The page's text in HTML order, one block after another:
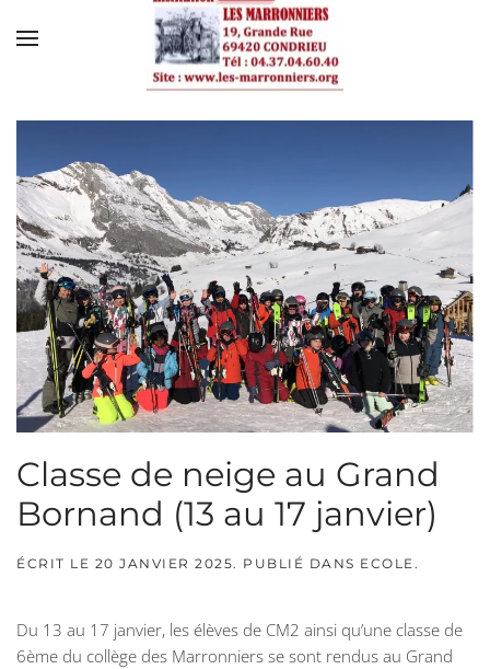
Skip to main content
Classe de neige au Grand
Bornand (13 au 17 janvier)
ÉCRIT LE 20 JANVIER 2025. PUBLIÉ DANS ECOLE.
Du 13 au 17 janvier, les élèves de CM2 ainsi qu’une classe de
6ème du collège des Marronniers se sont rendus au Grand